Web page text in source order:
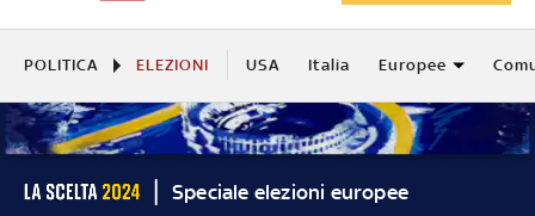
POLITICA ELEZIONI USA Italia Europee
Speciale elezioni europee